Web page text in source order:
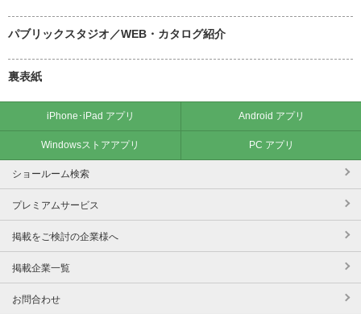
パブリックスタジオ／WEB・カタログ紹介
裏表紙
iPhone･iPad アプリ Android アプリ
Windowsストアアプリ PC アプリ
ショールーム検索
プレミアムサービス
掲載をご検討の企業様へ
掲載企業一覧
お問合わせ